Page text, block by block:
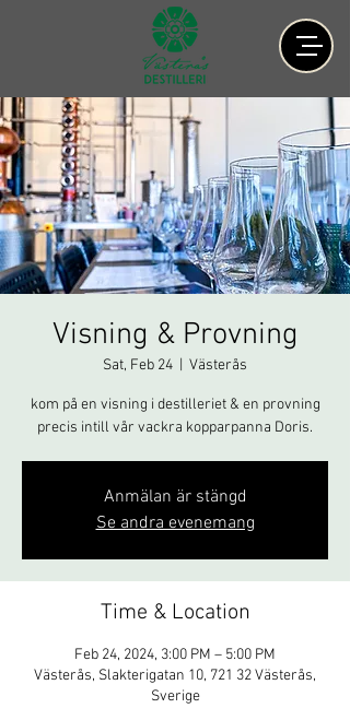
Visning & Provning
Sat, Feb 24 Västerås
kom på en visning i destilleriet & en provning
precis intill vår vackra kopparpanna Doris.
Anmälan är stängd
Se andra evenemang
Time & Location
Feb 24, 2024, 3:00 PM – 5:00 PM
Västerås, Slakterigatan 10, 721 32 Västerås,
Sverige